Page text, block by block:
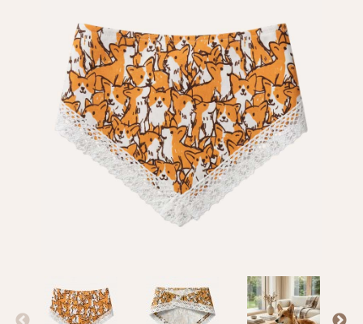
НОВИНКИ
АКЦІЇ
ДЛЯ КОТІВ
Оплата і доставка
Програма лояльності
Про Нас
Оптовим клієнтам
+380 (95) 095-00-05